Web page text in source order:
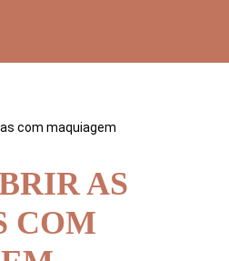
com maquiagem
AS
COM